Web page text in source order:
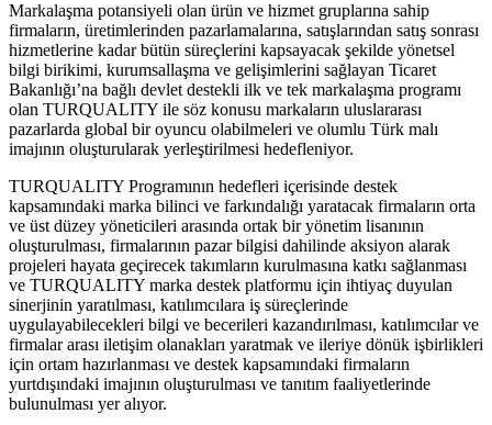
Markalaşma potansiyeli olan ürün ve hizmet gruplarına sahip
firmaların, üretimlerinden pazarlamalarına, satışlarından satış sonrası
hizmetlerine kadar bütün süreçlerini kapsayacak şekilde yönetsel
bilgi birikimi, kurumsallaşma ve gelişimlerini sağlayan Ticaret
Bakanlığı’na bağlı devlet destekli ilk ve tek markalaşma programı
olan TURQUALITY ile söz konusu markaların uluslararası
pazarlarda global bir oyuncu olabilmeleri ve olumlu Türk malı
imajının oluşturularak yerleştirilmesi hedefleniyor.
TURQUALITY Programının hedefleri içerisinde destek
kapsamındaki marka bilinci ve farkındalığı yaratacak firmaların orta
ve üst düzey yöneticileri arasında ortak bir yönetim lisanının
oluşturulması, firmalarının pazar bilgisi dahilinde aksiyon alarak
projeleri hayata geçirecek takımların kurulmasına katkı sağlanması
ve TURQUALITY marka destek platformu için ihtiyaç duyulan
sinerjinin yaratılması, katılımcılara iş süreçlerinde
uygulayabilecekleri bilgi ve becerileri kazandırılması, katılımcılar ve
firmalar arası iletişim olanakları yaratmak ve ileriye dönük işbirlikleri
için ortam hazırlanması ve destek kapsamındaki firmaların
yurtdışındaki imajının oluşturulması ve tanıtım faaliyetlerinde
bulunulması yer alıyor.